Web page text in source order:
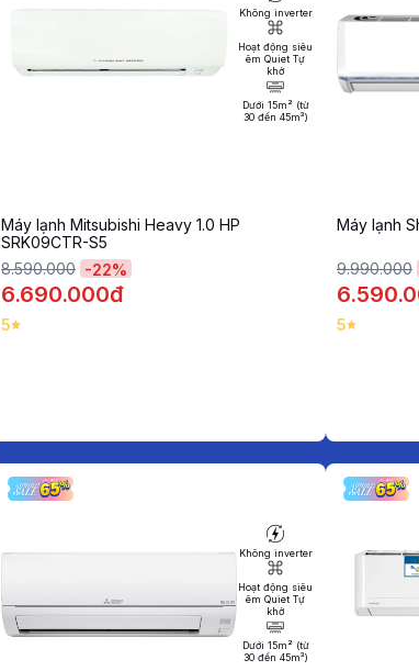
Không inverter
Hoạt động siêu
êm Quiet Tự
khở
Dưới 15m² (từ
30 đến 45m³)
Máy lạnh Mitsubishi Heavy 1.0 HP
SRK09CTR-S5
8.590.000 -22%
6.690.000đ
5
Máy lạnh
9.990.000
5
Không inverter
Hoạt động siêu
êm Quiet Tự
khở
Dưới 15m² (từ
30 đến 45m³)